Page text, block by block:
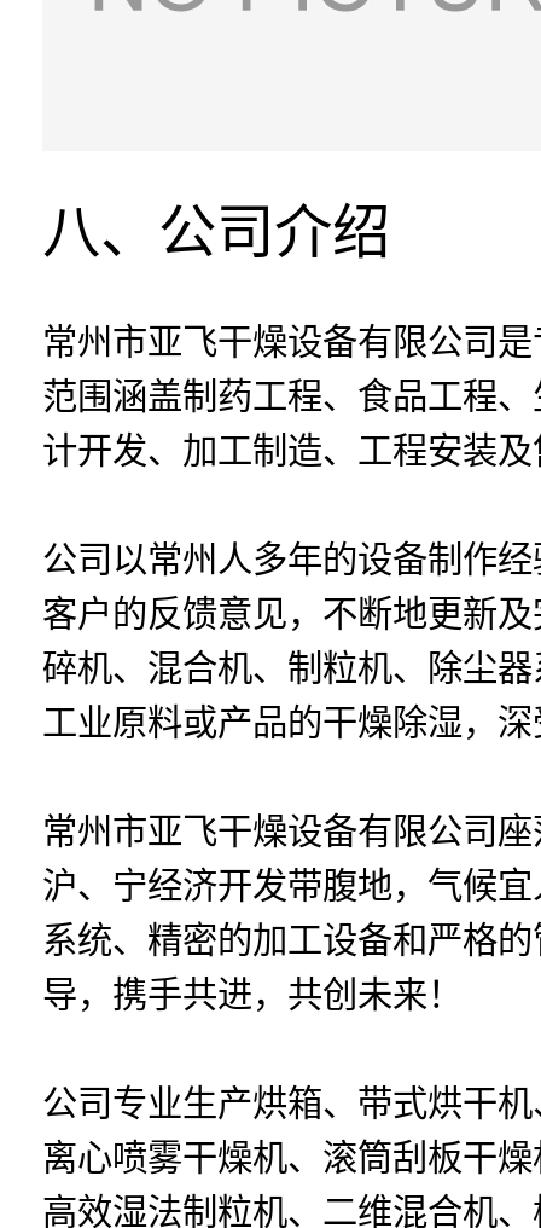
八、公司介绍
常州市亚飞干燥设备有限公司
范围涵盖制药工程、食品工程
计开发、加工制造、工程安装
公司以常州人多年的设备制作
客户的反馈意见，不断地更新
碎机、混合机、制粒机、除尘
工业原料或产品的干燥除湿，
常州市亚飞干燥设备有限公司
沪、宁经济开发带腹地，气候
系统、精密的加工设备和严格
导，携手共进，共创未来！
公司专业生产烘箱、带式烘干
离心喷雾干燥机、滚筒刮板干
高效湿法制粒机、二维混合机